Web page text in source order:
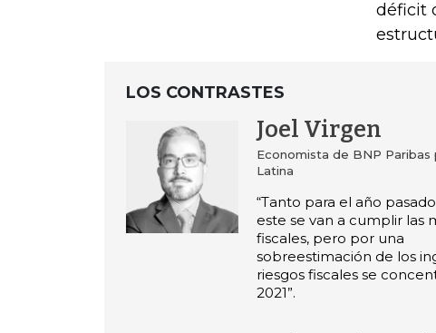
déficit
LOS CONTRASTES
Joel Virgen
Economista de BNP Paribas
Latina
“Tanto para el año
este se van a cumplir las
fiscales, pero por una
sobreestimación de los
riesgos fiscales se
2021”.